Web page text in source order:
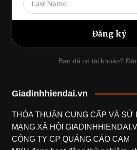
Bạn đã có tài khoản?
Giadinhhiendai.vn
THỎA THUẬN CUNG CẤP VÀ SỬ
MẠNG XÃ HỘI
CÔNG TY CP QUẢNG CÁO CAM